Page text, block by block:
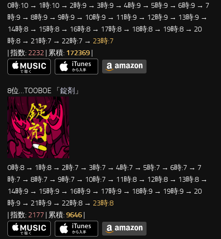
0時:10 → 1時:10 → 2時:9 → 3時:9 → 4時:9 → 5時:9 → 6時:9 → 7
時:9 → 8時:9 → 9時:9 → 10時:9 → 11時:9 → 12時:9 → 13時:9 →
14時:8 → 15時:8 → 16時:8 → 17時:8 → 18時:8 → 19時:8 → 20
時:8 → 21時:7 → 22時:7 → 23時:7
| 指数: 2232 | 累積: 172369
8位…TOOBOE 「錠剤 」
0時:8 → 1時:8 → 2時:7 → 3時:7 → 4時:7 → 5時:7 → 6時:7 → 7
時:7 → 8時:7 → 9時:7 → 10時:7 → 11時:8 → 12時:8 → 13時:8 →
14時:9 → 15時:9 → 16時:9 → 17時:9 → 18時:9 → 19時:9 → 20
時:9 → 21時:9 → 22時:8 → 23時:8
| 指数: 2177 | 累積: 9646 |